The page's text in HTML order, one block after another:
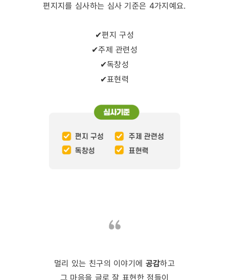
편지지를 심사하는 심사 기준은 4가지예요.
✔편지 구성
✔주제 관련성
✔독창성
✔표현력
멀리 있는 친구의 이야기에 공감하고
그 마음을 글로 잘 표현한 점들이